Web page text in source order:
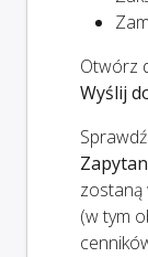
Otwórz
Wyślij
(w tym